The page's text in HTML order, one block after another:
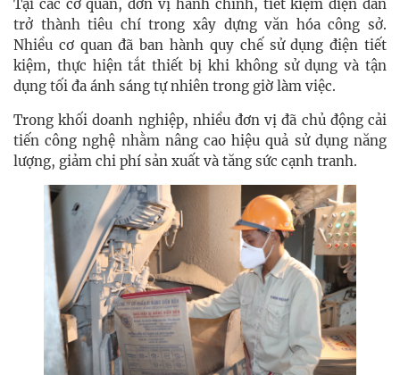
Tại các cơ quan, đơn vị hành chính, tiết kiệm điện dần
trở thành tiêu chí trong xây dựng văn hóa công sở.
Nhiều cơ quan đã ban hành quy chế sử dụng điện tiết
kiệm, thực hiện tắt thiết bị khi không sử dụng và tận
dụng tối đa ánh sáng tự nhiên trong giờ làm việc.
Trong khối doanh nghiệp, nhiều đơn vị đã chủ động cải
tiến công nghệ nhằm nâng cao hiệu quả sử dụng năng
lượng, giảm chi phí sản xuất và tăng sức cạnh tranh.